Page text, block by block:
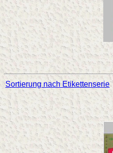
Sortierung nach Etikettenserie